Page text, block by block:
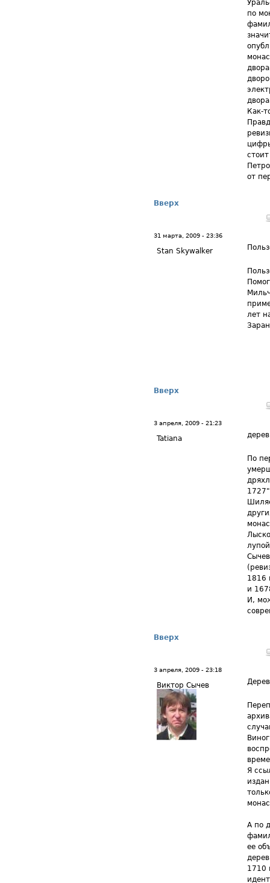
по
Как-
от
Вверх
31 марта, 2009 - 23:36
Stan Skywalker
лет
Вверх
3 апреля, 2009 - 21:23
Tatiana
По
1816
и
И,
Вверх
3 апреля, 2009 - 23:18
Виктор Сычев
Я
А по
ее
1710